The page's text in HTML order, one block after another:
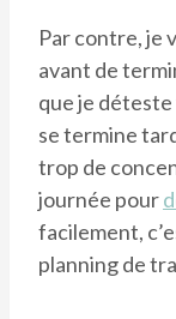
Par contre, je
avant de
que je
se termine
trop de
journée pour
facilement,
planning de